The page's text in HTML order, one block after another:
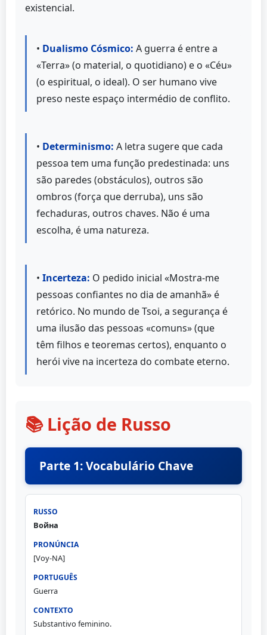
existencial.
• Dualismo Cósmico: A guerra é entre a
«Terra» (o material, o quotidiano) e o «Céu»
(o espiritual, o ideal). O ser humano vive
preso neste espaço intermédio de conflito.
• Determinismo: A letra sugere que cada
pessoa tem uma função predestinada: uns
são paredes (obstáculos), outros são
ombros (força que derruba), uns são
fechaduras, outros chaves. Não é uma
escolha, é uma natureza.
• Incerteza: O pedido inicial «Mostra-me
pessoas confiantes no dia de amanhã» é
retórico. No mundo de Tsoi, a segurança é
uma ilusão das pessoas «comuns» (que
têm filhos e teoremas certos), enquanto o
herói vive na incerteza do combate eterno.
📚 Lição de Russo
Parte 1: Vocabulário Chave
Война
[Voy-NA]
Guerra
Substantivo feminino.